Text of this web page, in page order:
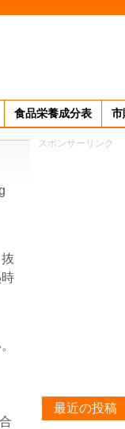
食品栄養成分表 市
スポンサーリンク
最近の投稿